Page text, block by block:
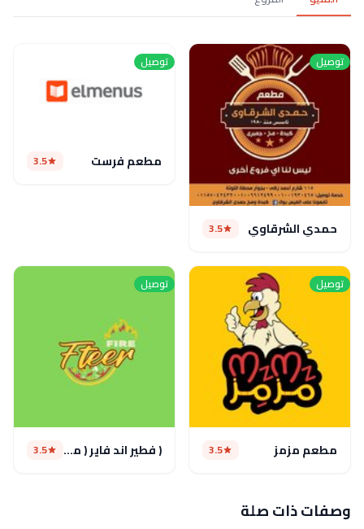
توصيل
حمدي الشرقاوي 3.5
توصيل
مطعم فرست 3.5
توصيل
مطعم مزمز 3.5
توصيل
( فطير اند فاير ( مغلق مؤقتا 3.5
وصفات ذات صلة